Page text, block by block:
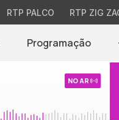
RTP PALCO RTP ZIG
Programação
NO AR